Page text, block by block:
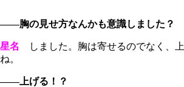
――胸の見せ方なんかも意識しました？
星名
しました。胸は寄せるのでなく、
ね。
――上げる！？